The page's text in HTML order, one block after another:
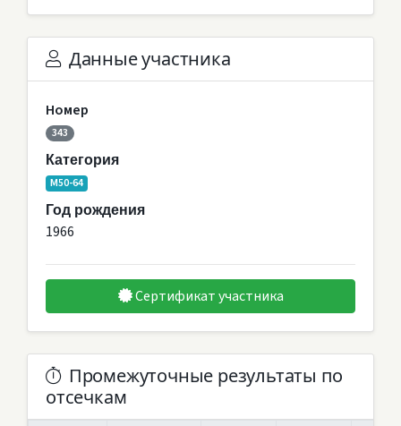
Данные участника
Номер
343
Категория
M50-64
Год рождения
1966
Сертификат участника
Промежуточные результаты по
отсечкам